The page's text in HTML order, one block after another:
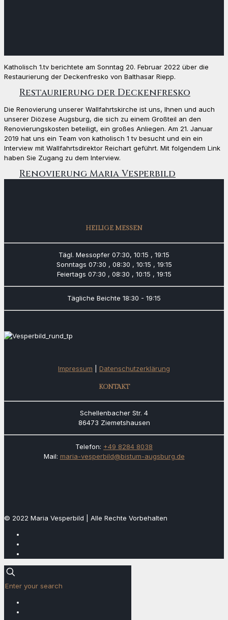
Katholisch 1.tv berichtete am Sonntag 20. Februar 2022 über die
Restaurierung der Deckenfresko von Balthasar Riepp.
Restaurierung der Deckenfresko
Die Renovierung unserer Wallfahrtskirche ist uns, Ihnen und auch
unserer Diözese Augsburg, die sich zu einem Großteil an den
Renovierungskosten beteiligt, ein großes Anliegen. Am 21. Januar
2019 hat uns ein Team von katholisch 1 tv besucht und ein ein
Interview mit Wallfahrtsdirektor Reichart geführt. Mit folgendem Link
haben Sie Zugang zu dem Interview.
Renovierung Maria Vesperbild
HEILIGE MESSEN
Tägl. Messopfer 07:30, 10:15 , 19:15
Sonntags 07:30 , 08:30 , 10:15 , 19:15
Feiertags 07:30 , 08:30 , 10:15 , 19:15
Tägliche Beichte 18:30 - 19:15
Impressum Datenschutzerklärung
KONTAKT
Schellenbacher Str. 4
86473 Ziemetshausen
Telefon: +49 8284 8038
Mail: maria-vesperbild@bistum-augsburg.de
© 2022 Maria Vesperbild | Alle Rechte Vorbehalten